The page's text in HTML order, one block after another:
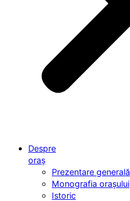
Despre
oraș
Prezentare generală
Monografia orașului
Istoric